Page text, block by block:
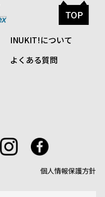
INUKIT!について
よくある質問
個人情報保護方針
TOP